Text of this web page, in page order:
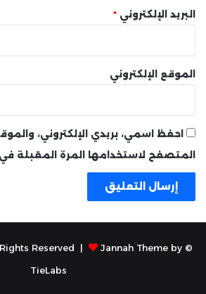
البريد الإلكتروني *
الموقع الإلكتروني
احفظ اسمي، بريدي الإلكتروني،
المتصفح لاستخدامها المرة المقبلة
© Copyright 2026, All Rights Reserved |
Jannah Theme by
TieLabs